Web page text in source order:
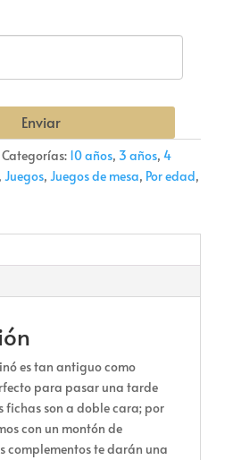
Enviar
Categorías: 10 años, 3 años, 4
Juegos, Juegos de mesa, Por edad,
es tan antiguo como
para pasar una tarde
fichas son a doble cara; por
con un montón de
complementos te darán una